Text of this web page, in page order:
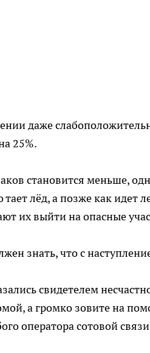
даже
25%.
становится меньше,
тает лёд, а позже как
их выйти на опасные
знать, что с
свидетелем
а громко зовите на
оператора сотовой